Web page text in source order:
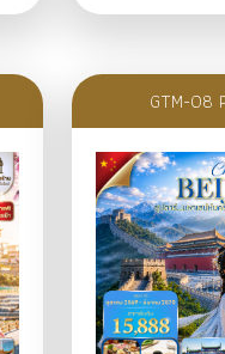
GTM-08